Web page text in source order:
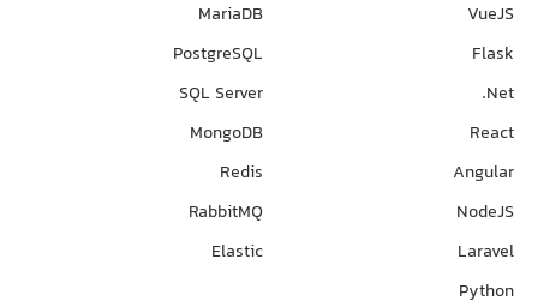
VueJS
Flask
Net.
React
Angular
NodeJS
Laravel
Python
MariaDB
PostgreSQL
SQL Server
MongoDB
Redis
RabbitMQ
Elastic